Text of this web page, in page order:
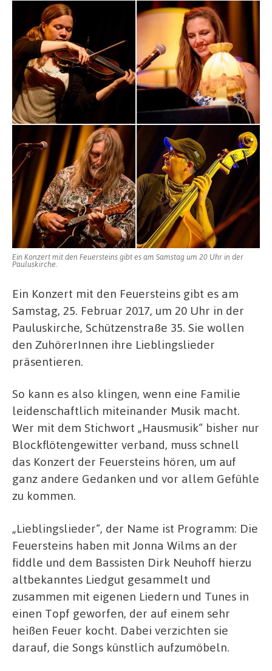
Ein Konzert mit den Feuersteins gibt es am Samstag um 20 Uhr in der
Pauluskirche.
Ein Konzert mit den Feuersteins gibt es am
Samstag, 25. Februar 2017, um 20 Uhr in der
Pauluskirche, Schützenstraße 35. Sie wollen
den ZuhörerInnen ihre Lieblingslieder
präsentieren.
So kann es also klingen, wenn eine Familie
leidenschaftlich miteinander Musik macht.
Wer mit dem Stichwort „Hausmusik“ bisher nur
Blockflötengewitter verband, muss schnell
das Konzert der Feuersteins hören, um auf
ganz andere Gedanken und vor allem Gefühle
zu kommen.
„Lieblingslieder“, der Name ist Programm: Die
Feuersteins haben mit Jonna Wilms an der
fiddle und dem Bassisten Dirk Neuhoff hierzu
altbekanntes Liedgut gesammelt und
zusammen mit eigenen Liedern und Tunes in
einen Topf geworfen, der auf einem sehr
heißen Feuer kocht. Dabei verzichten sie
darauf, die Songs künstlich aufzumöbeln.